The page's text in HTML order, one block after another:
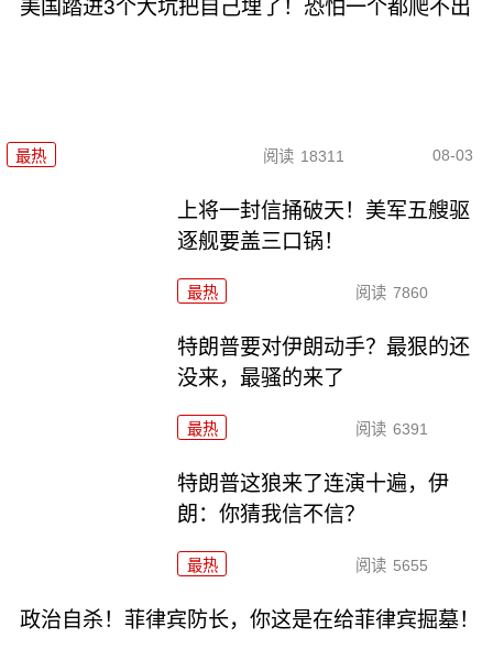
美国踏进3个大坑把自己埋了！恐怕一个都爬不出
最热 阅读 18311 08-03
上将一封信捅破天！美军五艘驱
逐舰要盖三口锅！
最热 阅读 7860
特朗普要对伊朗动手？最狠的还
没来，最骚的来了
最热 阅读 6391
特朗普这狼来了连演十遍，伊
朗：你猜我信不信？
最热 阅读 5655
政治自杀！菲律宾防长，你这是在给菲律宾掘墓！